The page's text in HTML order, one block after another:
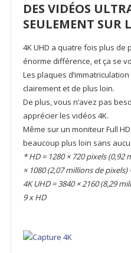
DES VIDÉOS
SEULEMENT SUR
4K UHD a quatre fois plus de
énorme différence, et ça se
Les plaques
clairement et de plus loin.
De plus, vous n’avez pas
apprécier les vidéos 4K.
Même sur un moniteur Full
beaucoup plus loin sans
* HD = 1280 × 720 pixels (0,92
× 1080 (2,07 millions de
4K UHD = 3840 × 2160 (8,29
9 x HD